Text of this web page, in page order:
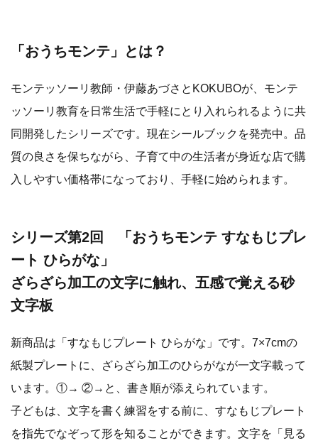
「おうちモンテ」とは？
モンテッソーリ教師・伊藤あづさとKOKUBOが、モンテ
ッソーリ教育を日常生活で手軽にとり入れられるように共
同開発したシリーズです。現在シールブックを発売中。品
質の良さを保ちながら、子育て中の生活者が身近な店で購
入しやすい価格帯になっており、手軽に始められます。
シリーズ第2回 「おうちモンテ すなもじプレ
ート ひらがな」
ざらざら加工の文字に触れ、五感で覚える砂
文字板
新商品は「すなもじプレート ひらがな」です。7×7cmの
紙製プレートに、ざらざら加工のひらがなが一文字載って
います。①→ ②→と、書き順が添えられています。
子どもは、文字を書く練習をする前に、すなもじプレート
を指先でなぞって形を知ることができます。文字を「見る